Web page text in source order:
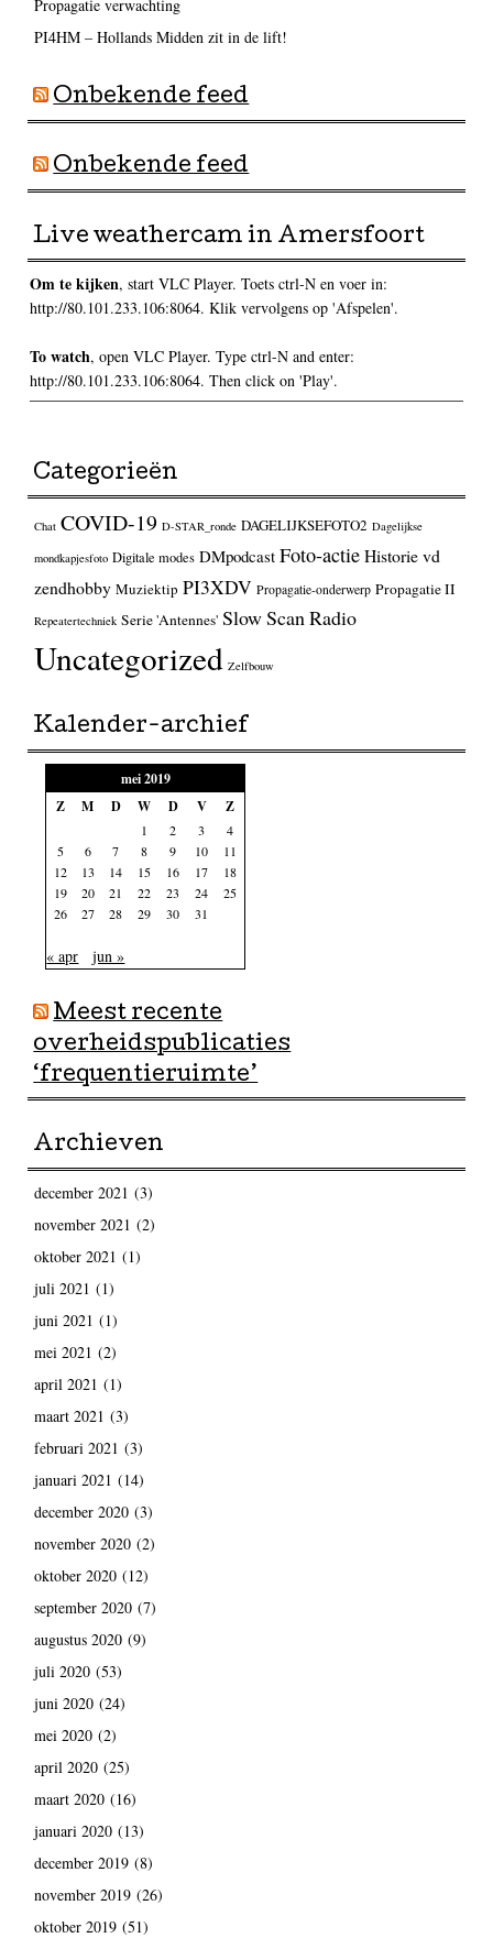
Propagatie verwachting
PI4HM – Hollands Midden zit in de lift!
Onbekende feed
Onbekende feed
Live weathercam in Amersfoort
Om te kijken, start VLC Player. Toets ctrl-N en voer in:
http://80.101.233.106:8064. Klik vervolgens op 'Afspelen'.
To watch, open VLC Player. Type ctrl-N and enter:
http://80.101.233.106:8064. Then click on 'Play'.
Categorieën
Chat COVID-19 D-STAR_ronde DAGELIJKSEFOTO2 Dagelijkse
mondkapjesfoto Digitale modes DMpodcast Foto-actieHistorie vd
zendhobby Muziektip PI3XDV Propagatie-onderwerp Propagatie II
Repeatertechniek Serie 'Antennes' Slow Scan Radio
Uncategorized Zelfbouw
Kalender-archief
mei 2019
Z
M D W D V Z
1 2 3
4
5
6 7 8 9 10
11
12
13 14 15 16 17
18
19
20 21 22 23 24
25
26
27 28 29 30 31
« apr jun »
Meest recente
overheidspublicaties
‘frequentieruimte’
Archieven
december 2021 (3)
november 2021 (2)
oktober 2021 (1)
juli 2021 (1)
juni 2021 (1)
mei 2021 (2)
april 2021 (1)
maart 2021 (3)
februari 2021 (3)
januari 2021 (14)
december 2020(3)
november 2020(2)
oktober 2020(12)
september 2020(7)
augustus 2020(9)
juli 2020(53)
juni 2020(24)
mei 2020(2)
april 2020(25)
maart 2020(16)
januari 2020(13)
december 2019(8)
november 2019(26)
oktober 2019(51)